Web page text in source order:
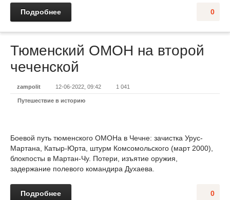
0
Подробнее
Тюменский ОМОН на второй
чеченской
zampolit 12-06-2022, 09:42 1 041
Путешествие в историю
Боевой путь тюменского ОМОНа в Чечне: зачистка Урус-
Мартана, Катыр-Юрта, штурм Комсомольского (март 2000),
блокпосты в Мартан-Чу. Потери, изъятие оружия,
задержание полевого командира Духаева.
0
Подробнее